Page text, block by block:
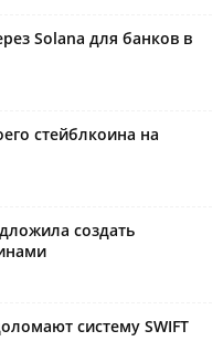
Solana для банков в
стейблкоина на
создать
систему SWIFT